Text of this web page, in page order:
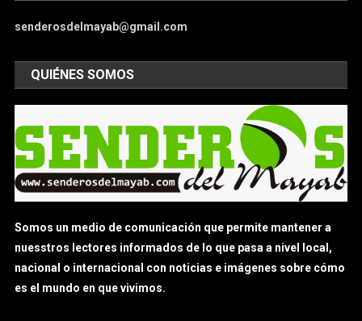
senderosdelmayab@gmail.com
QUIÉNES SOMOS
Somos un medio de comunicación que permite mantener a
nuesstros lectores informados de lo que pasa a nivel local,
nacional o internacional con noticias e imágenes sobre cómo
es el mundo en que vivimos.